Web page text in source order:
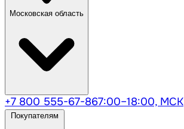
Московская область
+7 800 555-67-867:00–18:00, МСК